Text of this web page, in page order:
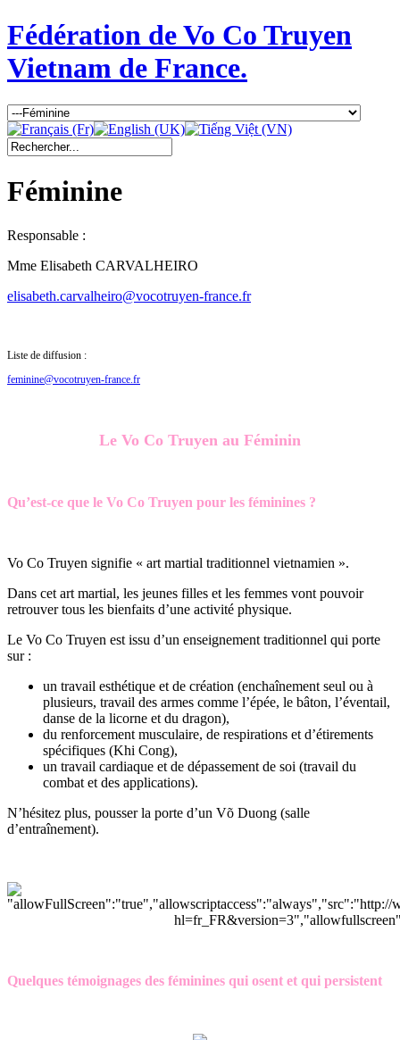
Fédération de Vo Co Truyen
Vietnam de France.
Féminine
Responsable :
Mme Elisabeth CARVALHEIRO
elisabeth.carvalheiro@vocotruyen-france.fr
Liste de diffusion :
feminine@vocotruyen-france.fr
Le Vo Co Truyen au Féminin
Qu’est-ce que le Vo Co Truyen pour les féminines ?
Vo Co Truyen signifie « art martial traditionnel vietnamien ».
Dans cet art martial, les jeunes filles et les femmes vont pouvoir
retrouver tous les bienfaits d’une activité physique.
Le Vo Co Truyen est issu d’un enseignement traditionnel qui porte
sur :
un travail esthétique et de création (enchaînement seul ou à
plusieurs, travail des armes comme l’épée, le bâton, l’éventail,
danse de la licorne et du dragon),
du renforcement musculaire, de respirations et d’étirements
spécifiques (Khi Cong),
un travail cardiaque et de dépassement de soi (travail du
combat et des applications).
N’hésitez plus, pousser la porte d’un Võ Duong (salle
d’entraînement).
Quelques témoignages des féminines qui osent et qui persistent